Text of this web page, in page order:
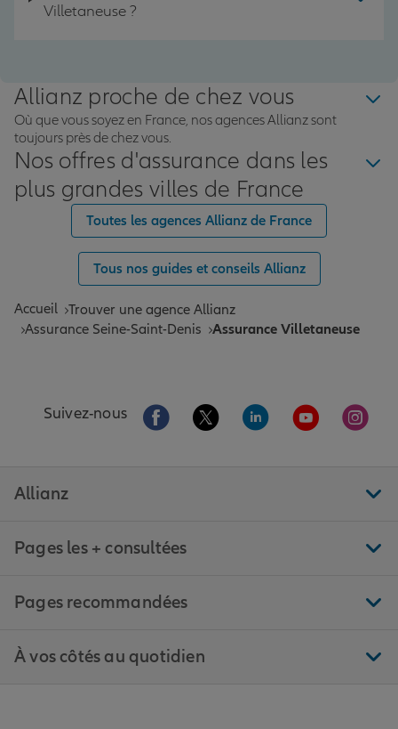
Villetaneuse ?
Allianz proche de chez vous
Où que vous soyez en France, nos agences Allianz sont
toujours près de chez vous.
Nos offres d'assurance dans les
plus grandes villes de France
Toutes les agences Allianz de France
Tous nos guides et conseils Allianz
Accueil Trouver une agence Allianz
Assurance Seine-Saint-Denis
Assurance Villetaneuse
Suivez-nous Aller sur la page Facebook de Allianz
Aller sur la page Twitter de
Aller sur la page
Aller sur la
Aller
Allianz
Pages les + consultées
Pages recommandées
À vos côtés au quotidien